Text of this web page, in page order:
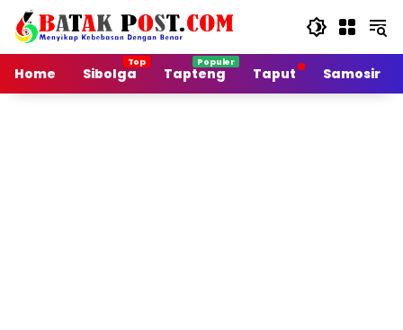
Langsung
konten
Home
Sibolga Tapteng Taput Samosir